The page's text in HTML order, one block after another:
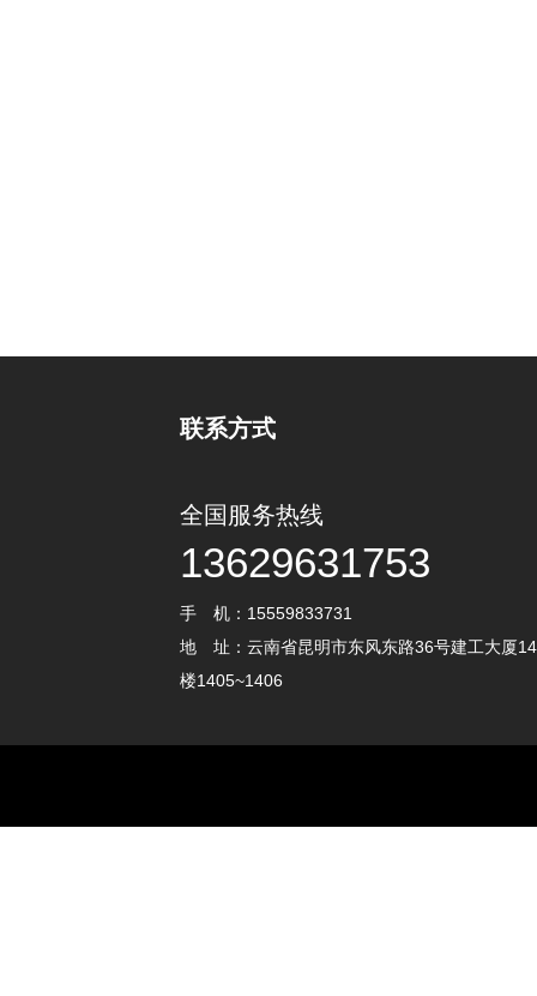
联系方式
全国服务热线
13629631753
手 机：15559833731
地 址：云南省昆明市东风东路36号建工大厦14
楼1405~1406